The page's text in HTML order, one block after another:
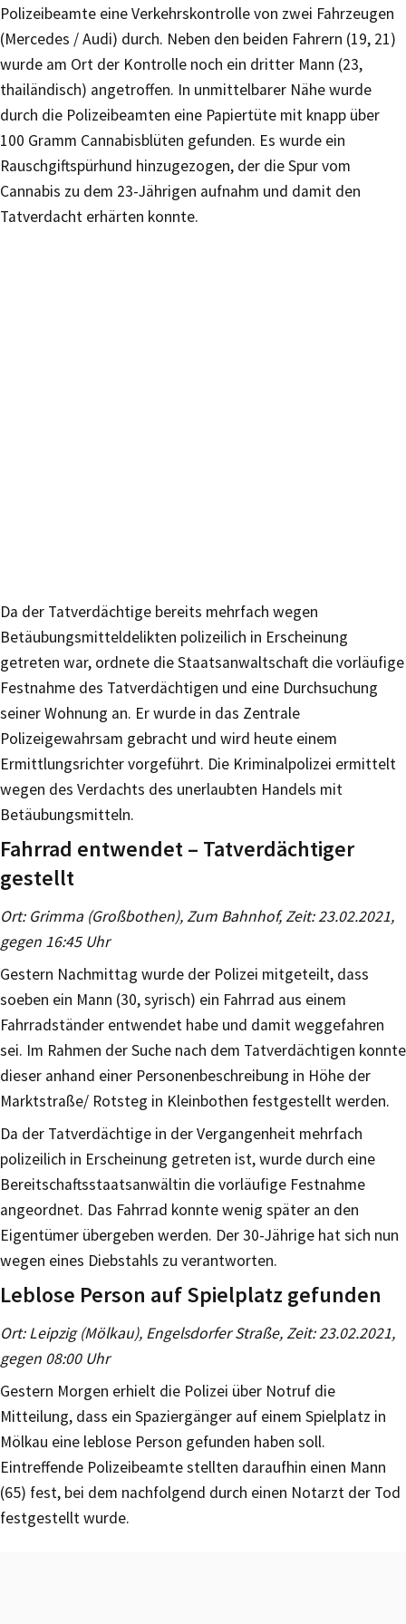
Polizeibeamte eine Verkehrskontrolle von zwei Fahrzeugen
(Mercedes / Audi) durch. Neben den beiden Fahrern (19, 21)
wurde am Ort der Kontrolle noch ein dritter Mann (23,
thailändisch) angetroffen. In unmittelbarer Nähe wurde
durch die Polizeibeamten eine Papiertüte mit knapp über
100 Gramm Cannabisblüten gefunden. Es wurde ein
Rauschgiftspürhund hinzugezogen, der die Spur vom
Cannabis zu dem 23-Jährigen aufnahm und damit den
Tatverdacht erhärten konnte.
Da der Tatverdächtige bereits mehrfach wegen
Betäubungsmitteldelikten polizeilich in Erscheinung
getreten war, ordnete die Staatsanwaltschaft die vorläufige
Festnahme des Tatverdächtigen und eine Durchsuchung
seiner Wohnung an. Er wurde in das Zentrale
Polizeigewahrsam gebracht und wird heute einem
Ermittlungsrichter vorgeführt. Die Kriminalpolizei ermittelt
wegen des Verdachts des unerlaubten Handels mit
Betäubungsmitteln.
Fahrrad entwendet – Tatverdächtiger
gestellt
Ort: Grimma (Großbothen), Zum Bahnhof, Zeit: 23.02.2021,
gegen 16:45 Uhr
Gestern Nachmittag wurde der Polizei mitgeteilt, dass
soeben ein Mann (30, syrisch) ein Fahrrad aus einem
Fahrradständer entwendet habe und damit weggefahren
sei. Im Rahmen der Suche nach dem Tatverdächtigen konnte
dieser anhand einer Personenbeschreibung in Höhe der
Marktstraße/ Rotsteg in Kleinbothen festgestellt werden.
Da der Tatverdächtige in der Vergangenheit mehrfach
polizeilich in Erscheinung getreten ist, wurde durch eine
Bereitschaftsstaatsanwältin die vorläufige Festnahme
angeordnet. Das Fahrrad konnte wenig später an den
Eigentümer übergeben werden. Der 30-Jährige hat sich nun
wegen eines Diebstahls zu verantworten.
Leblose Person auf Spielplatz gefunden
Ort: Leipzig (Mölkau), Engelsdorfer Straße, Zeit: 23.02.2021,
gegen 08:00 Uhr
Gestern Morgen erhielt die Polizei über Notruf die
Mitteilung, dass ein Spaziergänger auf einem Spielplatz in
Mölkau eine leblose Person gefunden haben soll.
Eintreffende Polizeibeamte stellten daraufhin einen Mann
(65) fest, bei dem nachfolgend durch einen Notarzt der Tod
festgestellt wurde.